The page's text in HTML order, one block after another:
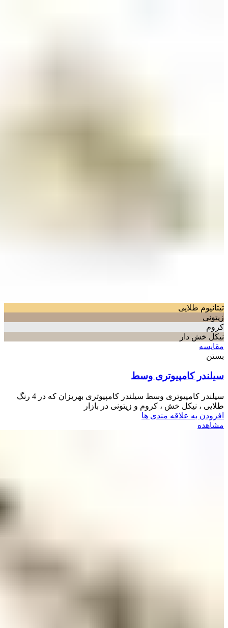
تیتانیوم طلایی
زیتونی
کروم
نیکل خش دار
مقایسه
بستن
سیلندر کامپیوتری وسط
سیلندر کامپیوتری وسط سیلندر کامپیوتری بهریزان که در 4 رنگ
طلایی ، نیکل خش ، کروم و زیتونی در بازار
افزودن به علاقه مندی ها
مشاهده